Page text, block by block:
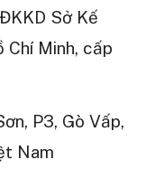
Sở Kế
Minh, cấp
P3, Gò Vấp,
Nam